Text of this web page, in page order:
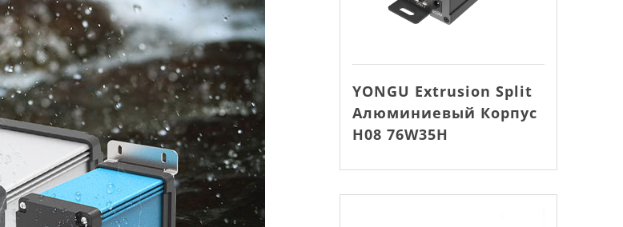
YONGU Extrusion Split
Алюминиевый Корпус
H08 76W35H